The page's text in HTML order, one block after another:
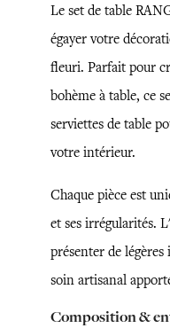
Le set de table
égayer votre
fleuri. Parfait pour
bohème à table, ce
serviettes de table
votre intérieur.
Chaque pièce est
et ses irrégularités.
présenter de
soin artisanal
Composition &